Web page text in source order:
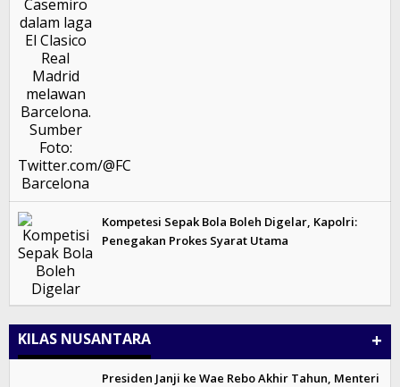
Kompetesi Sepak Bola Boleh Digelar, Kapolri:
Penegakan Prokes Syarat Utama
KILAS NUSANTARA +
Presiden Janji ke Wae Rebo Akhir Tahun, Menteri